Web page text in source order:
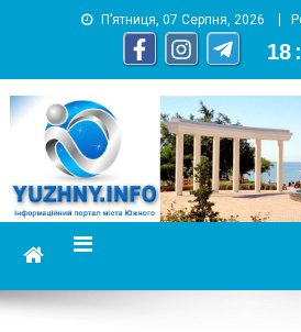
П’ятниця, 07 Серпня, 2026
18 :
информационный портал